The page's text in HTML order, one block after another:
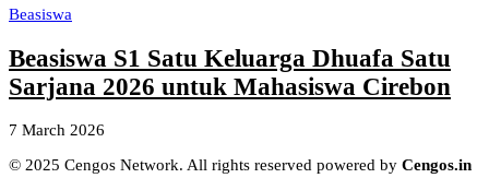
Beasiswa
Beasiswa S1 Satu Keluarga Dhuafa Satu
Sarjana 2026 untuk Mahasiswa Cirebon
7 March 2026
© 2025 Cengos Network. All rights reserved powered by Cengos.in